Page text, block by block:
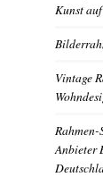
Kunst auf
Vintage
Rahmen-
Anbieter